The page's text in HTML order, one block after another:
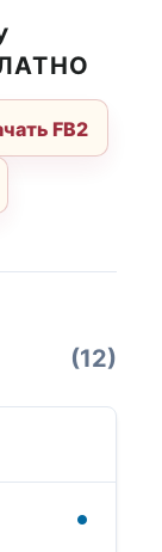
FB2
(12)